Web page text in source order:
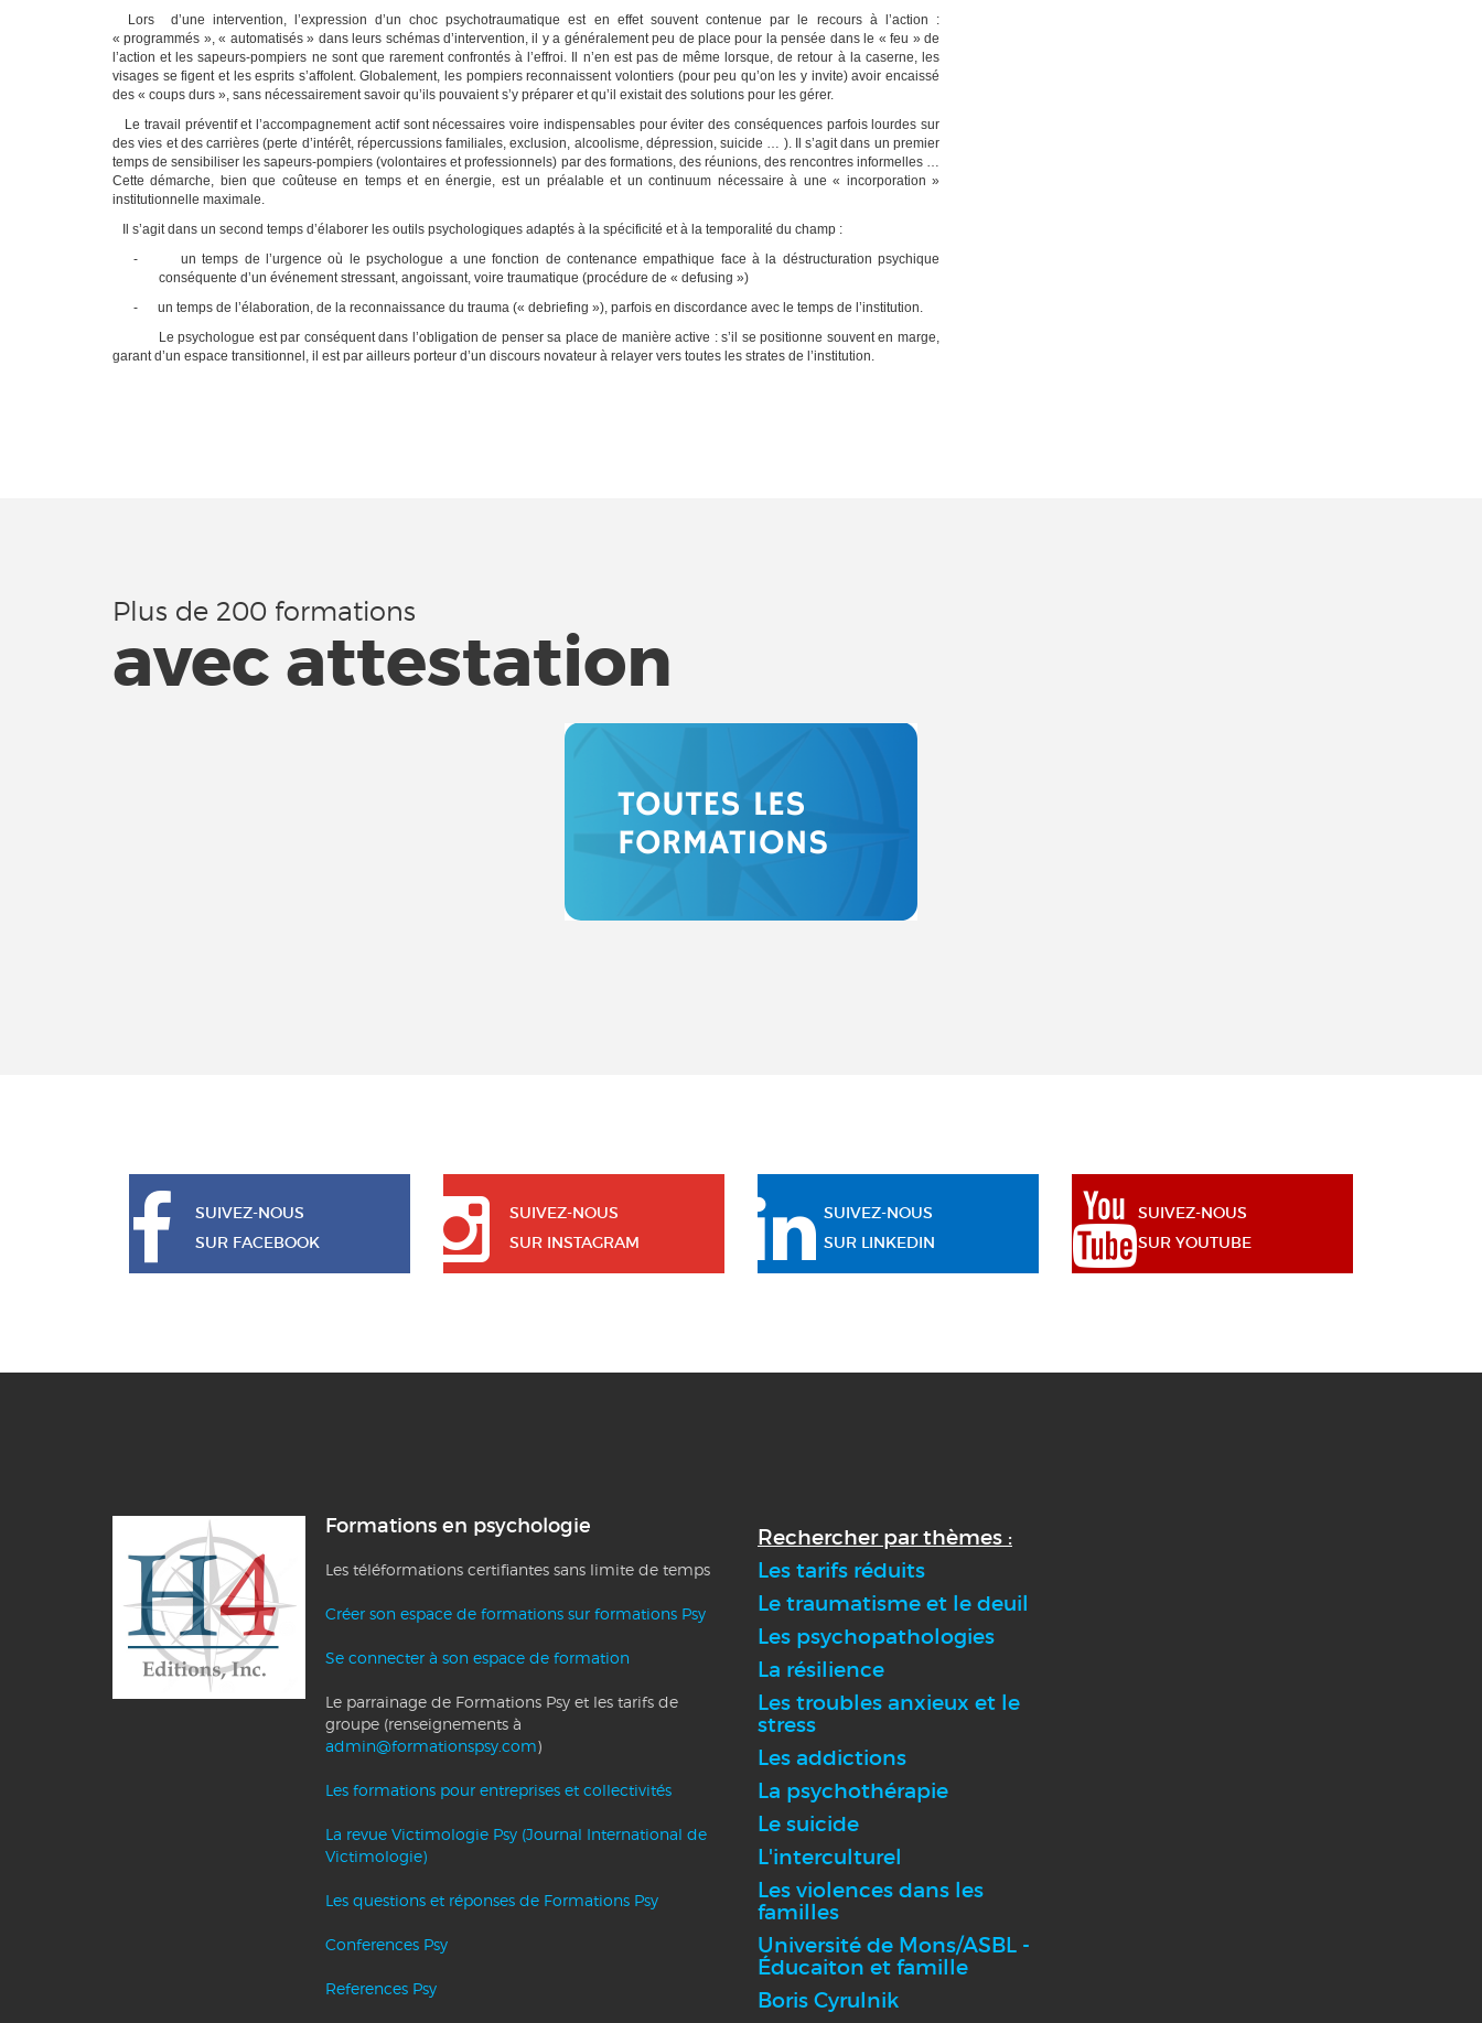
Lors d’une intervention, l’expression d’un choc psychotraumatique est en effet souvent contenue par le recours à l’action :
« programmés », « automatisés » dans leurs schémas d’intervention, il y a généralement peu de place pour la pensée dans le « feu » de
l’action et les sapeurs-pompiers ne sont que rarement confrontés à l’effroi. Il n’en est pas de même lorsque, de retour à la caserne, les
visages se figent et les esprits s’affolent.G lobalement, les pompiers reconnaissent volontiers (pour peu qu’on les y invite) avoir encaissé
des « coups durs », sans nécessairement savoir qu’ils pouvaient s’y préparer et qu’il existait des solutions pour les gérer.
Le travail préventif et l’accompagnement actif sont nécessaires voire indispensables pour éviter des conséquences parfois lourdes sur
des vies et des carrières (perte d’intérêt, répercussions familiales, exclusion, alcoolisme, dépression, suicide … ). Il s’agit dans un premier
temps de sensibiliser les sapeurs-pompiers (volontaires et professionnels) par des formations, des réunions, des rencontres informelles …
Cette démarche, bien que coûteuse en temps et en énergie, est un préalable et un continuum nécessaire à une « incorporation »
institutionnelle maximale.
Il s’agit dans un second temps d’élaborer les outils psychologiques adaptés à la spécificité et à la temporalité du champ :
-
un temps de l’urgence où le psychologue a une fonction de contenance empathique face à la déstructuration psychique
conséquente d’un événement stressant, angoissant, voire traumatique (procédure de « defusing »)
-
un temps de l’élaboration, de la reconnaissance du trauma (« debriefing »), parfois en discordance avec le temps de l’institution.
Le psychologue est par conséquent dans l’obligation de penser sa place de manière active : s’il se positionne souvent en marge,
garant d’un espace transitionnel, il est par ailleurs porteur d’un discours novateur à relayer vers toutes les strates de l’institution.
Plus de 200 formations
avec attestation
SUIVEZ-NOUS
SUR FACEBOOK
SUIVEZ-NOUS
SUR INSTAGRAM
SUIVEZ-NOUS
SUR LINKEDIN
SUIVEZ-NOUS
SUR YOUTUBE
Formations en psychologie
Les téléformations certifiantes sans limite de temps
Créer son espace de formations sur formations Psy
Se connecter à son espace de formation
Le parrainage de Formations Psy et les tarifs de
groupe (renseignements à
admin@formationspsy.com)
Les formations pour entreprises et collectivités
La revue Victimologie Psy (Journal International de
Victimologie)
Les questions et réponses de Formations Psy
Conferences Psy
References Psy
Rechercher par thèmes :
Les tarifs réduits
Le traumatisme et le deuil
Les psychopathologies
La résilience
Les troubles anxieux et le
stress
Les addictions
La psychothérapie
Le suicide
L'interculturel
Les violences dans les
familles
Université de Mons/ASBL -
Éducaiton et famille
Boris Cyrulnik